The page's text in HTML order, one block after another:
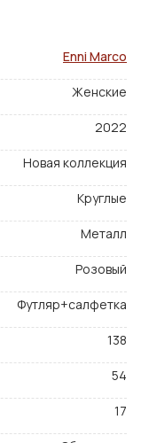
Enni Marco
Женские
2022
Новая коллекция
Круглые
Металл
Розовый
Футляр+салфетка
138
54
17